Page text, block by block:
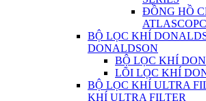
ĐỒNG HỒ
BỘ LỌC KHÍ
DONALDSON
BỘ LỌC KHÍ
LÕI LỌC KHÍ
BỘ LỌC KHÍ ULTRA
KHÍ ULTRA FILTER